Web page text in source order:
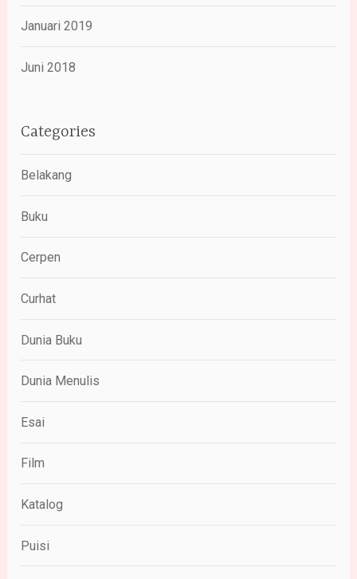
Januari 2019
Juni 2018
Categories
Belakang
Buku
Cerpen
Curhat
Dunia Buku
Dunia Menulis
Esai
Film
Katalog
Puisi